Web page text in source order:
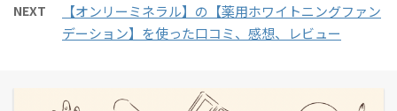
NEXT
【オンリーミネラル】の【薬用ホワイトニングファン
デーション】を使った口コミ、感想、レビュー